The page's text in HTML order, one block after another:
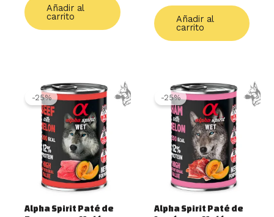
Añadir al
carrito Añadir al
carrito
-25%
Alpha Spirit Paté de
El
precio
original
era:
2.70 €.
El
precio
actual
es:
2.03 €.
-25%
Alpha Spirit Paté de
El
precio
original
era:
2.70 €.
El
precio
actual
es:
2.03 €.